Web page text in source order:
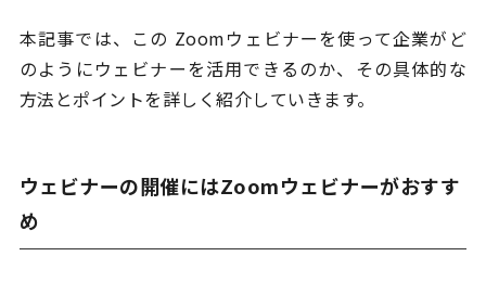
本記事では、この Zoomウェビナーを使って企業がど
のようにウェビナーを活用できるのか、その具体的な
方法とポイントを詳しく紹介していきます。
ウェビナーの開催にはZoomウェビナーがおすす
め